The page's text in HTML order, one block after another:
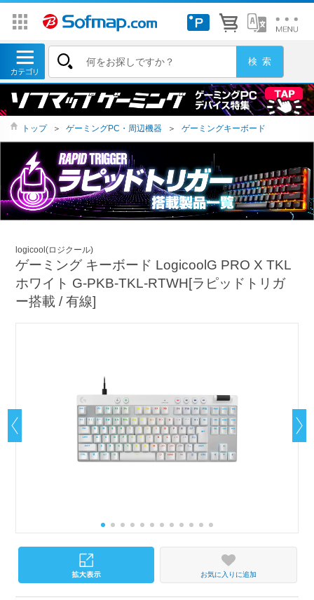
トップ ＞ ゲーミングPC・周辺機器 ＞ ゲーミングキーボード
logicool(ロジクール)
ゲーミング キーボード LogicoolG PRO X TKL
ホワイト G-PKB-TKL-RTWH[ラピッドトリガ
ー搭載 / 有線]
お気に入りに追加